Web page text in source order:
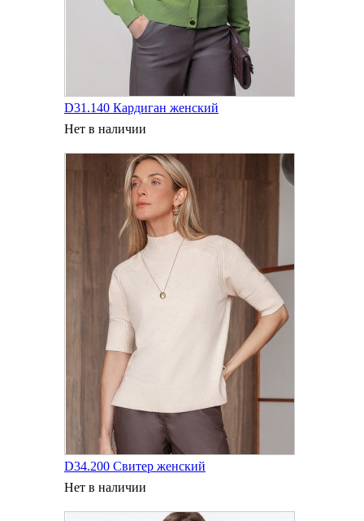
D31.140 Кардиган женский
Нет в наличии
D34.200 Свитер женский
Нет в наличии